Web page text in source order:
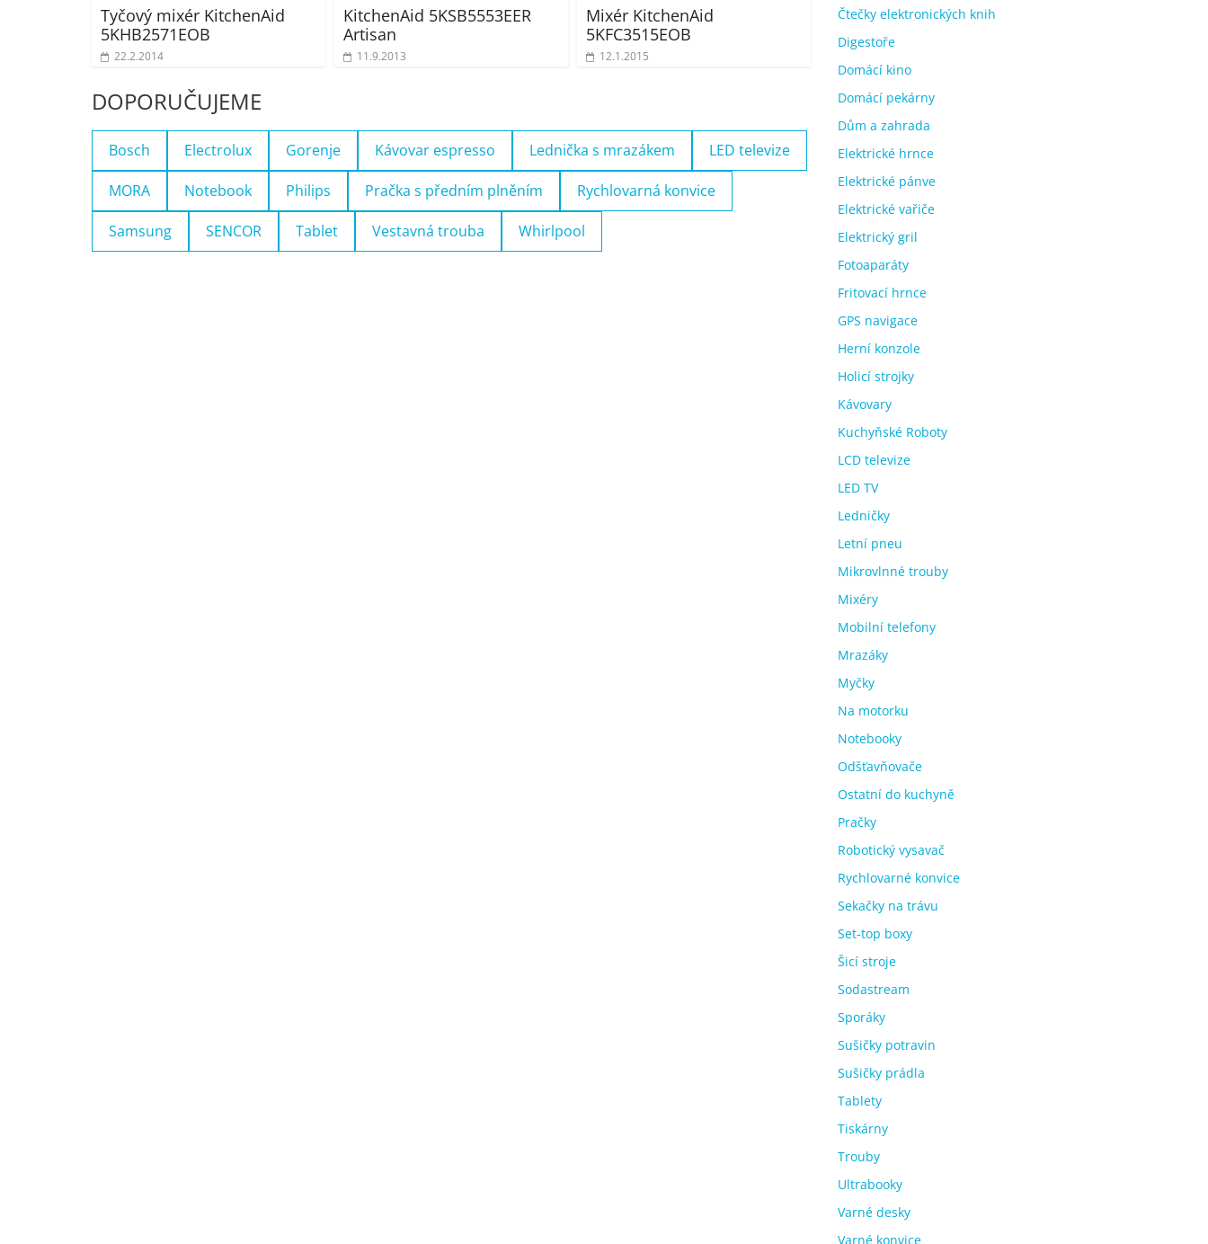
Tyčový mixér KitchenAid
5KHB2571EOB
22.2.2014
KitchenAid 5KSB5553EER
Artisan
11.9.2013
Mixér KitchenAid
5KFC3515EOB
12.1.2015
DOPORUČUJEME
Bosch Electrolux Gorenje Kávovar espresso Lednička s mrazákem LED televize
MORA Notebook Philips Pračka s předním plněním Rychlovarná konvice
Samsung SENCOR Tablet Vestavná trouba Whirlpool
Čtečky elektronických knih
Digestoře
Domácí kino
Domácí pekárny
Dům a zahrada
Elektrické hrnce
Elektrické pánve
Elektrické vařiče
Elektrický gril
Fotoaparáty
Fritovací hrnce
GPS navigace
Herní konzole
Holicí strojky
Kávovary
Kuchyňské Roboty
LCD televize
LED TV
Ledničky
Letní pneu
Mikrovlnné trouby
Mixéry
Mobilní telefony
Mrazáky
Myčky
Na motorku
Notebooky
Odšťavňovače
Ostatní do kuchyně
Pračky
Robotický vysavač
Rychlovarné konvice
Sekačky na trávu
Set-top boxy
Šicí stroje
Sodastream
Sporáky
Sušičky potravin
Sušičky prádla
Tablety
Tiskárny
Trouby
Ultrabooky
Varné desky
Varné konvice